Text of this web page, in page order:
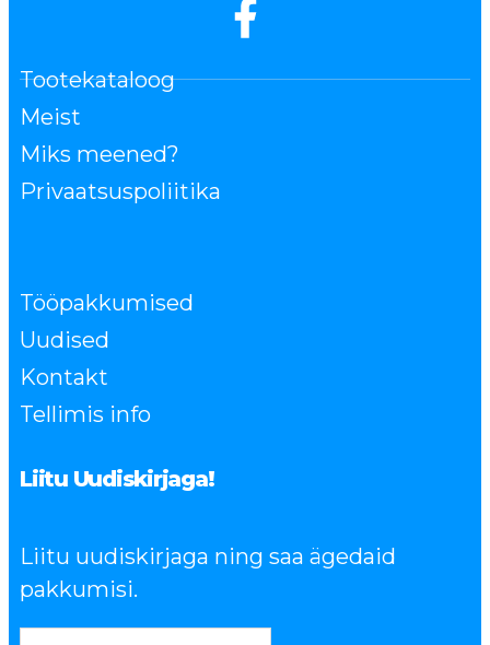
Tootekataloog
Meist
Miks meened?
Privaatsuspoliitika
Tööpakkumised
Uudised
Kontakt
Tellimis info
Liitu Uudiskirjaga!
Liitu uudiskirjaga ning saa ägedaid
pakkumisi.